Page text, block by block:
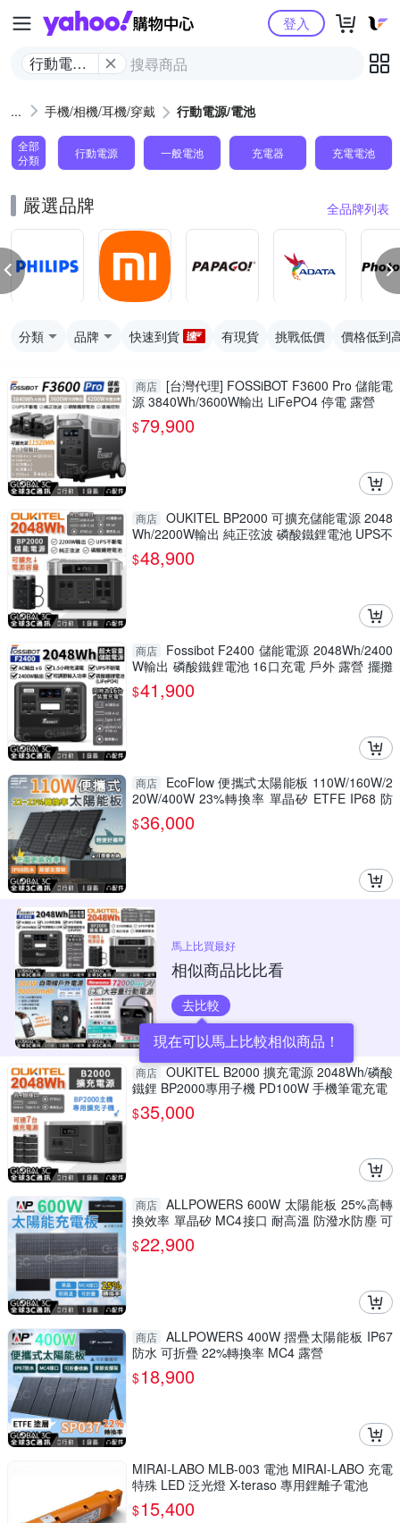
Yahoo購物中心
行動電源/
登入
手機/相機/耳機/穿戴 行動電源/電池
全部
分類
行動電源 一般電池 充電器 充電電池
嚴選品牌 全品牌列表
分類 品牌 快速到貨 有現貨 挑戰低價 價格低到
商店 [台灣代理] FOSSiBOT F3600 Pro 儲能電
源 3840Wh/3600W輸出 LiFePO4 停電 露營
$79,900
商店 OUKITEL BP2000 可擴充儲能電源 2048
Wh/2200W輸出 純正弦波 磷酸鐵鋰電池 UPS不
斷電
$48,900
商店
Fossibot F2400 儲能電源 2048Wh/2400
W輸出 磷酸鐵鋰電池 16口充電 戶外 露營 擺攤
車泊
$41,900
商店
EcoFlow 便攜式太陽能板 110W/160W/2
20W/400W 23%轉換率 單晶矽 ETFE IP68 防
水
$36,000
馬上比買最好
相似商品比比看
去比較
現在可以馬上比較相似商品！
商店 OUKITEL B2000 擴充電源 2048Wh/磷酸
鐵鋰 BP2000專用子機 PD100W 手機筆電充電
$35,000
商店 ALLPOWERS 600W 太陽能板 25%高轉
換效率 單晶矽 MC4接口 耐高溫 防潑水防塵 可
折疊攜帶
$22,900
商店 ALLPOWERS 400W 摺疊太陽能板 IP67
防水 可折疊 22%轉換率 MC4 露營
$18,900
MIRAI-LABO MLB-003 電池 MIRAI-LABO 充電
特殊 LED 泛光燈 X-teraso 專用鋰離子電池
$15,400